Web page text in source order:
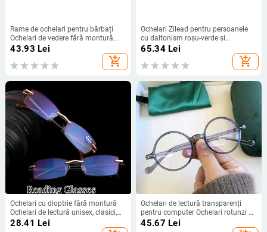
Rame de ochelari pentru bărbați
Ochelari de vedere fără montură
Optică de designer de marcă
Prescripție Aliaj de titan Ochelari de
afaceri ușoare Frumoși Ieftin
43.93 Lei
add_shopping_cart
Ochelari Zilead pentru persoanele
cu daltonism roșu-verde și
daltonism și slăbiciune de culoare
TR90 Sports Frame Lentile cu
acoperire pe două fețe
65.34Lei
add_shopping_cart
Ochelari cu dioptrie fără montură
Ochelari de lectură unisex, clasici,
bărbați, femei, anti-lumină albastră,
28.41 Lei
Ochelari de lectură transparenți
pentru computer Ochelari rotunzi de
prebiopie pentru bărbați, femei,
ochelari de hipermetropie, ochelari
45.67 Lei